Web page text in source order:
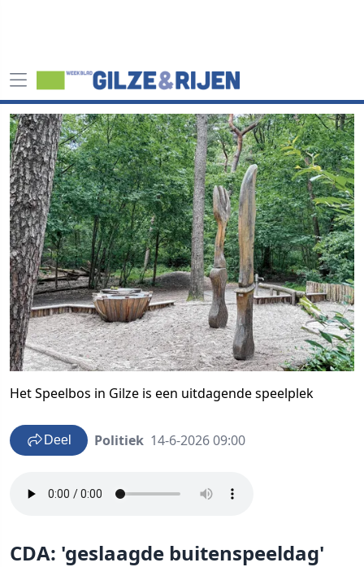
Het Speelbos in Gilze is een uitdagende speelplek
Deel Politiek 14-6-2026 09:00
CDA: 'geslaagde buitenspeeldag'